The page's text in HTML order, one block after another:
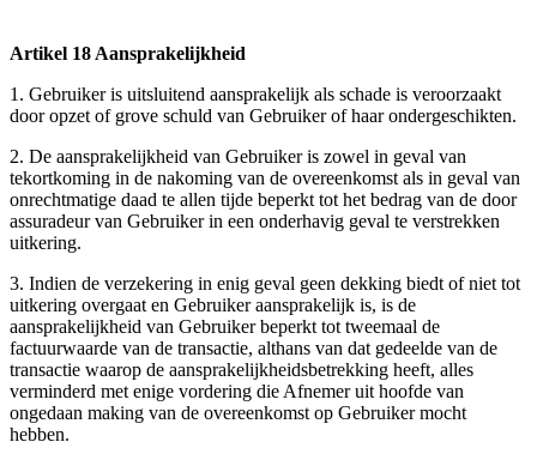
Artikel 18 Aansprakelijkheid
1. Gebruiker is uitsluitend aansprakelijk als schade is veroorzaakt
door opzet of grove schuld van Gebruiker of haar ondergeschikten.
2. De aansprakelijkheid van Gebruiker is zowel in geval van
tekortkoming in de nakoming van de overeenkomst als in geval van
onrechtmatige daad te allen tijde beperkt tot het bedrag van de door
assuradeur van Gebruiker in een onderhavig geval te verstrekken
uitkering.
3. Indien de verzekering in enig geval geen dekking biedt of niet tot
uitkering overgaat en Gebruiker aansprakelijk is, is de
aansprakelijkheid van Gebruiker beperkt tot tweemaal de
factuurwaarde van de transactie, althans van dat gedeelde van de
transactie waarop de aansprakelijkheidsbetrekking heeft, alles
verminderd met enige vordering die Afnemer uit hoofde van
ongedaan making van de overeenkomst op Gebruiker mocht
hebben.